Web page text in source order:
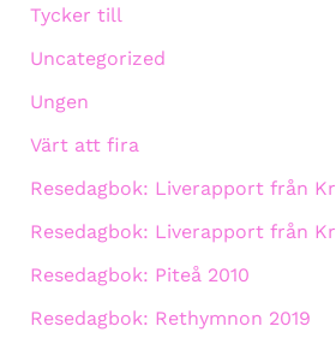
Tycker till
Uncategorized
Ungen
Värt att fira
Resedagbok: Liverapport från
Resedagbok: Liverapport från
Resedagbok: Piteå 2010
Resedagbok: Rethymnon 2019